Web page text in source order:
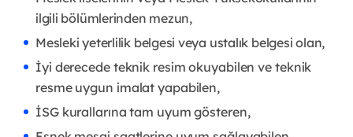
ilgili bölümlerinden mezun,
Mesleki yeterlilik belgesi veya ustalık belgesi olan,
İyi derecede teknik resim okuyabilen ve teknik
resme uygun imalat yapabilen,
İSG kurallarına tam uyum gösteren,